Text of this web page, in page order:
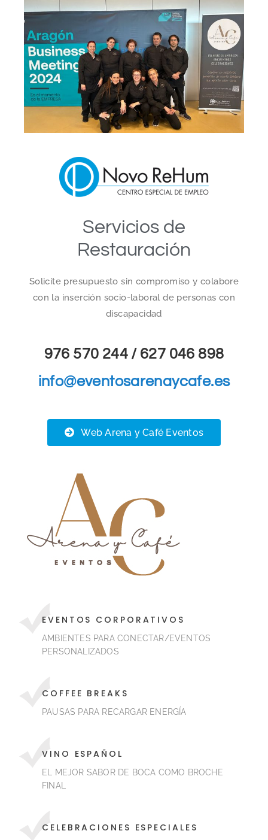
Servicios de
Restauración
Solicite presupuesto sin compromiso y colabore
con la inserción socio-laboral de personas con
discapacidad
976 570 244 / 627 046 898
info@eventosarenaycafe.es
Web Arena y Café Eventos
EVENTOS CORPORATIVOS
AMBIENTES PARA CONECTAR/EVENTOS
PERSONALIZADOS
COFFEE BREAKS
PAUSAS PARA RECARGAR ENERGÍA
VINO ESPAÑOL
EL MEJOR SABOR DE BOCA COMO BROCHE
FINAL
CELEBRACIONES ESPECIALES